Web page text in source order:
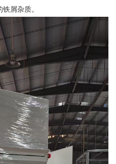
屑杂质。